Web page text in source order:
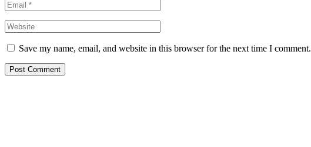
Save my name, email, and website in this browser for the next time I comment.